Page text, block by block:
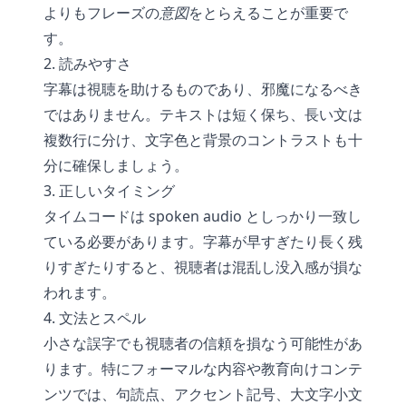
よりもフレーズの意図をとらえることが重要で
す。
2. 読みやすさ
字幕は視聴を助けるものであり、邪魔になるべき
ではありません。テキストは短く保ち、長い文は
複数行に分け、文字色と背景のコントラストも十
分に確保しましょう。
3. 正しいタイミング
タイムコードは spoken audio としっかり一致し
ている必要があります。字幕が早すぎたり長く残
りすぎたりすると、視聴者は混乱し没入感が損な
われます。
4. 文法とスペル
小さな誤字でも視聴者の信頼を損なう可能性があ
ります。特にフォーマルな内容や教育向けコンテ
ンツでは、句読点、アクセント記号、大文字小文